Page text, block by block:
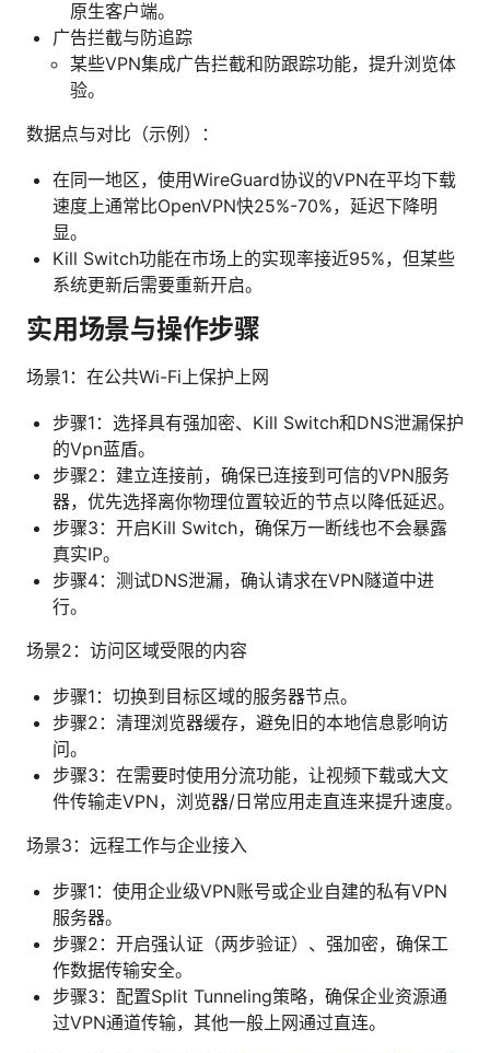
原生客户端。
广告拦截与防追踪
某些VPN集成广告拦截和防跟踪功能，提升浏览体
验。
数据点与对比（示例）：
在同一地区，使用WireGuard协议的VPN在平均下载
速度上通常比OpenVPN快25%-70%，延迟下降明
显。
Kill Switch功能在市场上的实现率接近95%，但某些
系统更新后需要重新开启。
实用场景与操作步骤
场景1：在公共Wi-Fi上保护上网
步骤1：选择具有强加密、Kill Switch和DNS泄漏保护
的Vpn蓝盾。
步骤2：建立连接前，确保已连接到可信的VPN服务
器，优先选择离你物理位置较近的节点以降低延迟。
步骤3：开启Kill Switch，确保万一断线也不会暴露
真实IP。
步骤4：测试DNS泄漏，确认请求在VPN隧道中进
行。
场景2：访问区域受限的内容
步骤1：切换到目标区域的服务器节点。
步骤2：清理浏览器缓存，避免旧的本地信息影响访
问。
步骤3：在需要时使用分流功能，让视频下载或大文
件传输走VPN，浏览器/日常应用走直连来提升速度。
场景3：远程工作与企业接入
步骤1：使用企业级VPN账号或企业自建的私有VPN
服务器。
步骤2：开启强认证（两步验证）、强加密，确保工
作数据传输安全。
步骤3：配置Split Tunneling策略，确保企业资源通
过VPN通道传输，其他一般上网通过直连。